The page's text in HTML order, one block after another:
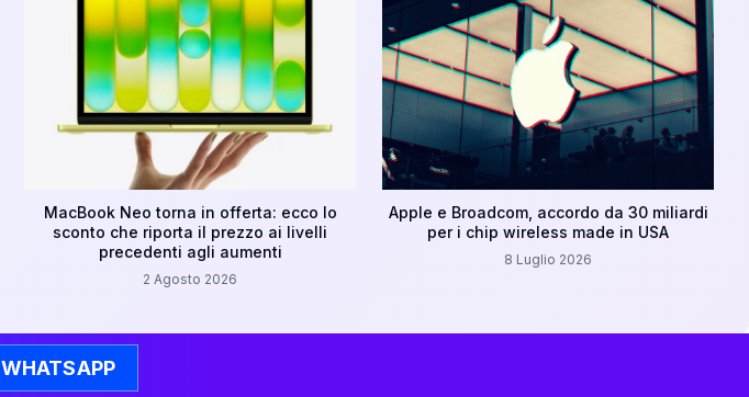
MacBook Neo torna in offerta: ecco lo
sconto che riporta il prezzo ai livelli
precedenti agli aumenti
2 Agosto 2026
Apple e Broadcom, accordo da 30 miliardi
per i chip wireless made in USA
8 Luglio 2026
WHATSAPP